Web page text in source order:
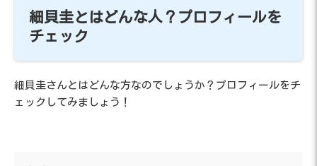
細貝圭とはどんな人？プロフィールを
チェック
細貝圭さんとはどんな方なのでしょうか？プロフィールをチ
ェックしてみましょう！